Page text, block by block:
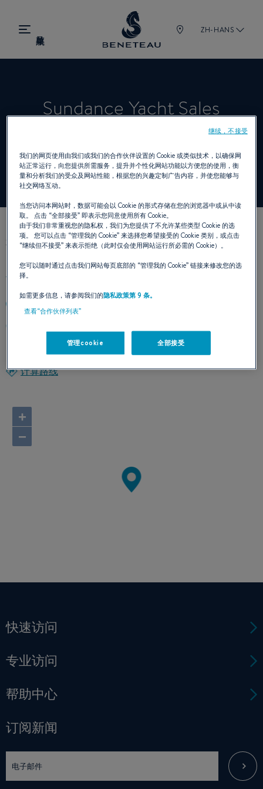
ZH-HANS
Sundance Yacht Sales
经销商 舷内机 为 BENETEAU
我们的联络方式
3603124057
98230 BLAINE, Washington
计算路线
+
−
快速访问
专业访问
帮助中心
订阅新闻
我们的网页使用由我们或我们的合作伙伴设置的 Cookie 或类似技术，以确保网
站正常运行，向您提供所需服务，提升并个性化网站功能以方便您的使用，衡
量和分析我们的受众及网站性能，根据您的兴趣定制广告内容，并使您能够与
社交网络互动。
当您访问本网站时，数据可能会以 Cookie 的形式存储在您的浏览器中或从中读
取。 点击 “全部接受”即表示您同意使用所有 Cookie。
由于我们非常重视您的隐私权，我们为您提供了不允许某些类型 Cookie 的选
项。 您可以点击 “管理我的 Cookie”来选择您希望接受的 Cookie 类别，或点击
“继续但不接受”来表示拒绝（此时仅会使用网站运行所必需的 Cookie）。
您可以随时通过点击我们网站每页底部的 “管理我的 Cookie”链接来修改您的选
择。
如需更多信息，请参阅我们的隐私政策第 9 条。
查看“合作伙伴列表”
管理cookie 全部接受
继续，不接受